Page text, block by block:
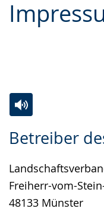
Leichten
Sprache
Audio-
Unterstützung.
Video
angezeigt.
Betreiber
Freiherr-vom-
48133 Münster
Leichten
wechseln.
Audio-
Video
Deutscher
Gebärdensprache
wird